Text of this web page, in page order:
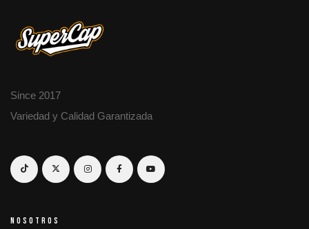
Since 2017
Variedad y Calidad Garantizada
NOSOTROS